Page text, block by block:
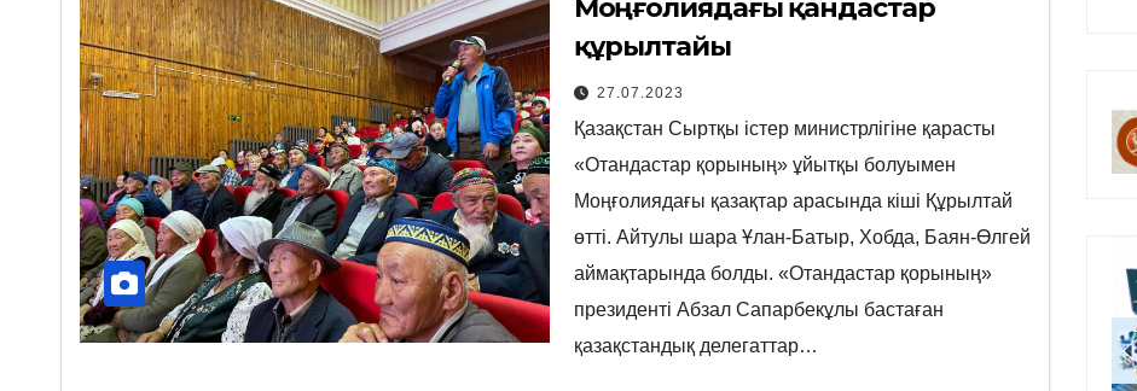
Моңғолиядағы қандастар
құрылтайы
27.07.2023
Қазақстан Сыртқы істер министрлігіне қарасты
«Отандастар қорының» ұйытқы болуымен
Моңғолиядағы қазақтар арасында кіші Құрылтай
өтті. Айтулы шара Ұлан-Батыр, Хобда, Баян-Өлгей
аймақтарында болды. «Отандастар қорының»
президенті Абзал Сапарбекұлы бастаған
қазақстандық делегаттар…